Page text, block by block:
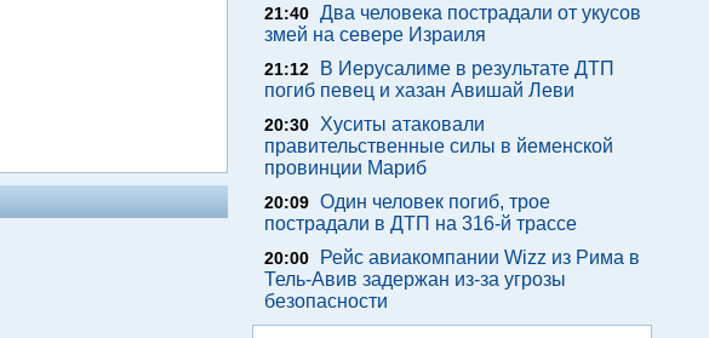
21:40 Два человека пострадали от укусов
змей на севере Израиля
21:12
В Иерусалиме в результате ДТП
погиб певец и хазан Авишай Леви
20:30
Хуситы атаковали
правительственные силы в йеменской
провинции Мариб
20:09 Один человек погиб, трое
пострадали в ДТП на 316-й трассе
20:00
Рейс авиакомпании Wizz из Рима в
Тель-Авив задержан из-за угрозы
безопасности